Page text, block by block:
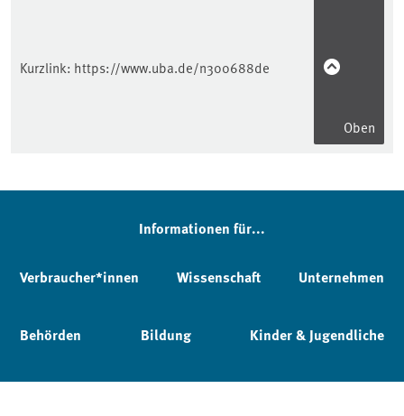
Kurzlink: https://www.uba.de/n300688de
Oben
Informationen für...
Verbraucher*innen Wissenschaft Unternehmen
Behörden Bildung Kinder & Jugendliche